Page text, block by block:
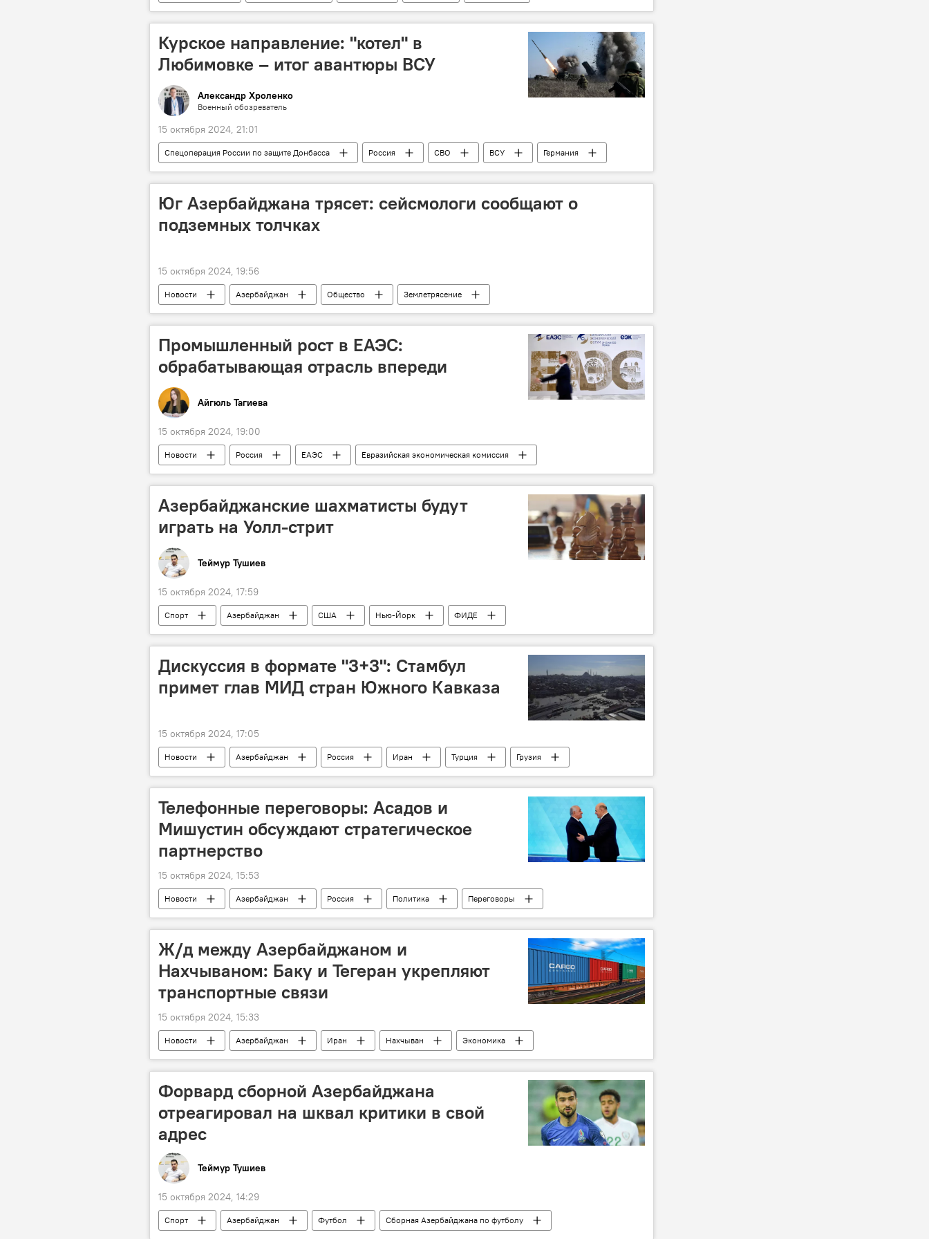
освобожденные территории
Баку Выставка
Строительство
Курское направление: "котел" в
Любимовке – итог авантюры ВСУ
Александр Хроленко
Военный обозреватель
15 октября 2024, 21:01
Спецоперация России по защите Донбасса Россия СВО ВСУ
Германия
Украина
США НАТО ВПК Курская область
БПЛА
Юг Азербайджана трясет: сейсмологи сообщают о
подземных толчках
15 октября 2024, 19:56
Новости Азербайджан Общество
Землетрясение
Джалилабадский район
Сейсмологи Билясувар
Промышленный рост в ЕАЭС:
обрабатывающая отрасль впереди
Айгюль Тагиева
15 октября 2024, 19:00
Новости Россия ЕАЭС
Евразийская экономическая комиссия
Экономика
Промышленность Беларусь Казахстан
Кыргызстан
Азербайджанские шахматисты будут
играть на Уолл-стрит
Теймур Тушиев
15 октября 2024, 17:59
Спорт Азербайджан США Нью-Йорк
ФИДЕ
Чемпионат мира
рапид
Дискуссия в формате "3+3": Стамбул
примет глав МИД стран Южного Кавказа
15 октября 2024, 17:05
Новости Азербайджан Россия Иран Турция
Грузия
Армения
Политика Сергей Лавров МИД
Южный Кавказ
Телефонные переговоры: Асадов и
Мишустин обсуждают стратегическое
партнерство
15 октября 2024, 15:53
Новости Азербайджан Россия Политика
Переговоры
Али Асадов
Михаил Мишустин Сотрудничество Партнерство
Ж/д между Азербайджаном и
Нахчываном: Баку и Тегеран укрепляют
транспортные связи
15 октября 2024, 15:33
Новости Азербайджан Иран Нахчыван
Экономика
Коридор "Север-Юг"
Транспортный коридор Шахин Мустафаев
Решт-Астара
Форвард сборной Азербайджана
отреагировал на шквал критики в свой
адрес
Теймур Тушиев
15 октября 2024, 14:29
Спорт Азербайджан Футбол
Сборная Азербайджана по футболу